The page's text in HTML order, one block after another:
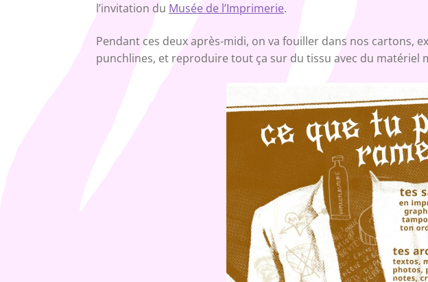
l’invitation du Musée de l’Imprimerie.
Pendant ces deux après-midi, on va fouiller dans nos cartons,
punchlines, et reproduire tout ça sur du tissu avec du matériel